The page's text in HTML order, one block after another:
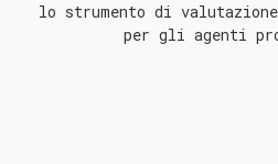
lo strumento di
per gli agenti